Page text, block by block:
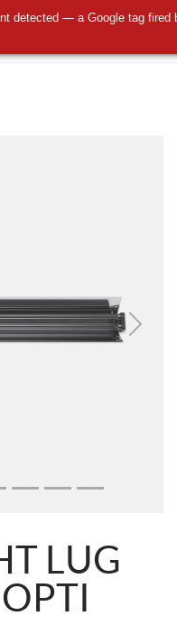
detected — a Google tag fired
Next
LUG